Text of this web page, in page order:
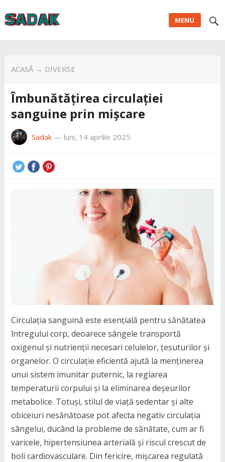
MENU
ACASĂ→ DIVERSE
Îmbunătățirea circulației
sanguine prin mișcare
Sadak— luni, 14 aprilie 2025
Circulația sanguină este esențială pentru sănătatea
întregului corp, deoarece sângele transportă
oxigenul și nutrienții necesari celulelor, țesuturilor și
organelor. O circulație eficientă ajută la menținerea
unui sistem imunitar puternic, la reglarea
temperaturii corpului și la eliminarea deșeurilor
metabolice. Totuși, stilul de viață sedentar și alte
obiceiuri nesănătoase pot afecta negativ circulația
sângelui, ducând la probleme de sănătate, cum ar fi
varicele, hipertensiunea arterială și riscul crescut de
boli cardiovasculare. Din fericire, mișcarea regulată